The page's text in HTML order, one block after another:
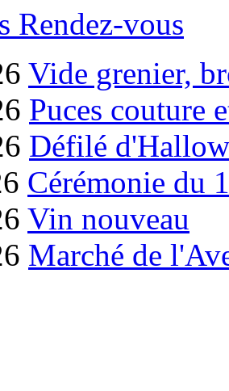
Rendez-vous
Vide grenier,
Puces couture
Défilé
Cérémonie du
Vin nouveau
Marché de